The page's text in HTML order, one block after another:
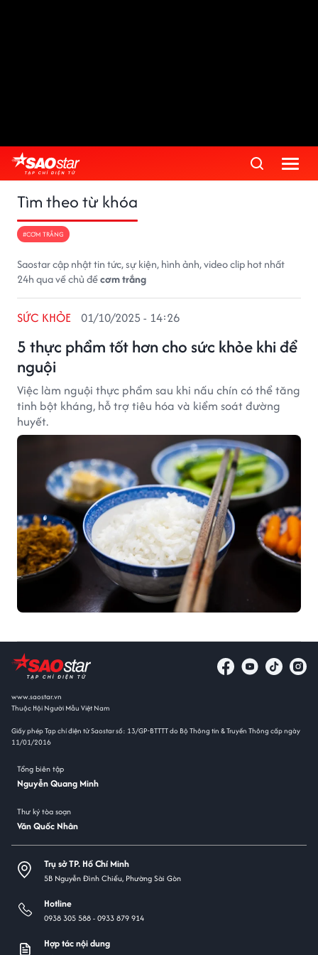
Tìm theo từ khóa
#CƠM TRẮNG
Saostar cập nhật tin tức, sự kiện, hình ảnh, video clip hot nhất
24h qua về chủ đềcơm trắng
5 thực phẩm tốt hơn cho sức khỏe khi để
nguội
SỨC KHỎE 01/10/2025 - 14:26
Việc làm nguội thực phẩm sau khi nấu chín có thể tăng
tinh bột kháng, hỗ trợ tiêu hóa và kiểm soát đường
huyết.
www.saostar.vn
Thuộc Hội Người Mẫu Việt Nam
Giấy phép Tạp chí điện tử Saostar số: 13/GP-BTTTT do Bộ Thông tin & Truyền Thông cấp ngày
11/01/2016
Tổng biên tập
Nguyễn Quang Minh
Thư ký tòa soạn
Văn Quốc Nhân
Trụ sở TP. Hồ Chí Minh
5B Nguyễn Đình Chiểu, Phường Sài Gòn
Hotline
0938 305 588 -0933 879 914
Hợp tác nội dung